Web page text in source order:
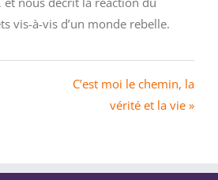
vis-à-vis d’un monde rebelle.
C’est moi le chemin, la
vérité et la vie »